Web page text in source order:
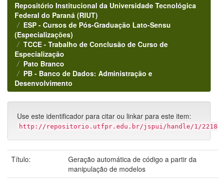
Repositório Institucional da Universidade Tecnológica
Federal do Paraná (RIUT)
ESP - Cursos de Pós-Graduação Lato-Sensu
(Especializações)
TCCE - Trabalho de Conclusão de Curso de
Especialização
Pato Branco
PB - Banco de Dados: Administração e
Desenvolvimento
Use este identificador para citar ou linkar para este item:
http://repositorio.utfpr.edu.br/jspui/handle/1/
Título:
Geração automática de código a partir da
manipulação de modelos